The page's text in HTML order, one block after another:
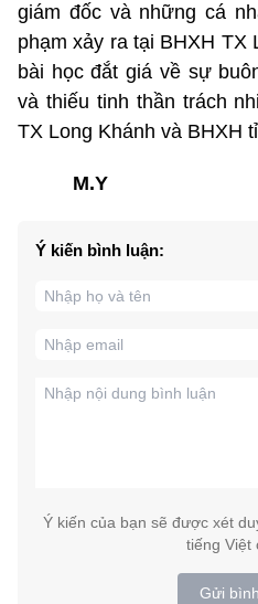
giám đốc và những cá
phạm xảy ra tại BHXH TX
bài học đắt giá về sự
và thiếu tinh thần trách
TX Long Khánh và BHXH
M.Y
Ý kiến bình luận:
Ý kiến của bạn sẽ được xét
tiếng Việt
Gửi